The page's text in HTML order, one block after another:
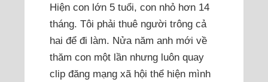
Hiện con lớn 5 tuổi, con nhỏ hơn 14
tháng. Tôi phải thuê người trông cả
hai để đi làm. Nửa năm anh mới về
thăm con một lần nhưng luôn quay
clip đăng mạng xã hội thể hiện mình